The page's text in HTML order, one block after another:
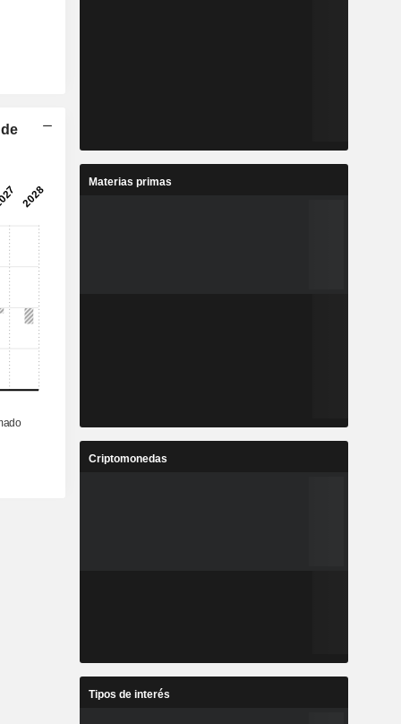
Materias primas
Criptomonedas
Tipos de interés